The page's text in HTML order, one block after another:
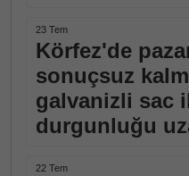
23 Tem
Körfez'de
sonuçsuz
galvanizli sac
durgunluğu
22 Tem